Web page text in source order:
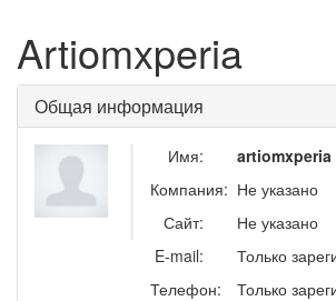
Artiomxperia
Общая информация
Имя:
artiomxperia
Компания: Не указано
Сайт:
Не указано
E-mail:
Только
Телефон:
Только